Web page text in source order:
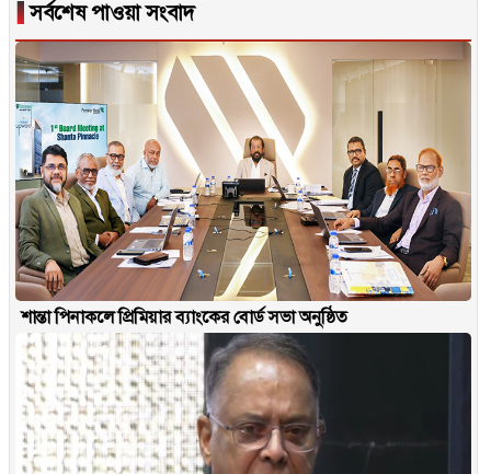
▐সর্বশেষ পাওয়া সংবাদ
শান্তা পিনাকলে প্রিমিয়ার ব্যাংকের বোর্ড সভা অনুষ্ঠিত